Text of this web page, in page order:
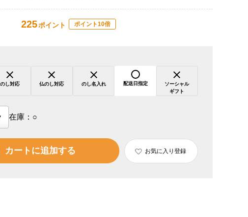
225ポイント ポイント10倍
のし対応 仏のし対応 のし名入れ 配送日指定
ソーシャル
ギフト
在庫： ○
カートに追加する お気に入り登録